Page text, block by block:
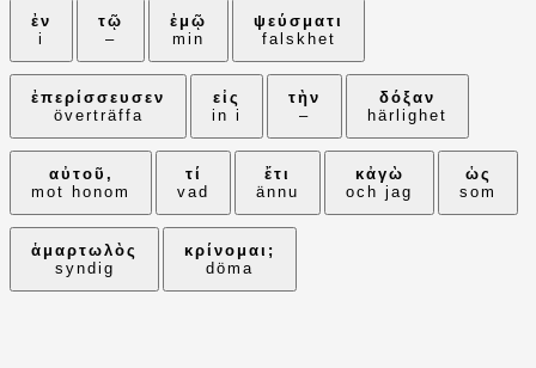
ἐν
i
τῷ
–
ἐμῷ
min
ψεύσματι
falskhet
ἐπερίσσευσεν
överträffa
εἰς
in i
τὴν
–
δόξαν
härlighet
αὐτοῦ,
mot honom
τί
vad
ἔτι
ännu
κἀγὼ
och jag
ὡς
som
ἁμαρτωλὸς
syndig
κρίνομαι;
döma